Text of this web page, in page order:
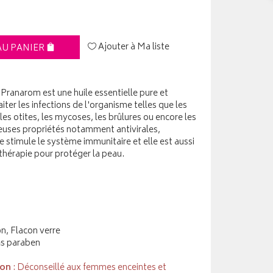
PANIER Ajouter à Ma liste
est une huile essentielle pure et
les infections de l'organisme telles que les
otites, les mycoses, les brûlures ou encore les
propriétés notamment antivirales,
stimule le système immunitaire et elle est aussi
pour protéger la peau.
Flacon verre
paraben
: Déconseillé aux femmes enceintes et